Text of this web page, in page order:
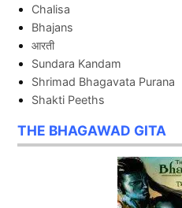
Chalisa
Bhajans
आरती
Sundara Kandam
Shrimad Bhagavata Purana
Shakti Peeths
THE BHAGAWAD GITA